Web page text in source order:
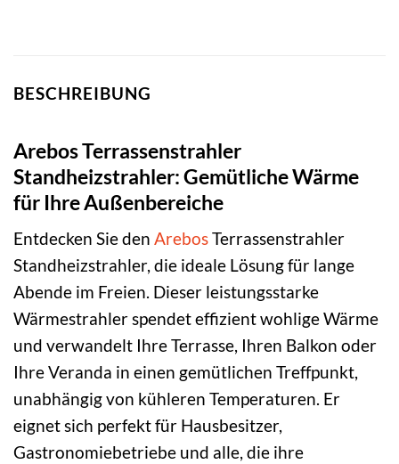
BESCHREIBUNG
Arebos Terrassenstrahler
Standheizstrahler: Gemütliche Wärme
für Ihre Außenbereiche
Entdecken Sie den ArebosTerrassenstrahler
Standheizstrahler, die ideale Lösung für lange
Abende im Freien. Dieser leistungsstarke
Wärmestrahler spendet effizient wohlige Wärme
und verwandelt Ihre Terrasse, Ihren Balkon oder
Ihre Veranda in einen gemütlichen Treffpunkt,
unabhängig von kühleren Temperaturen. Er
eignet sich perfekt für Hausbesitzer,
Gastronomiebetriebe und alle, die ihre